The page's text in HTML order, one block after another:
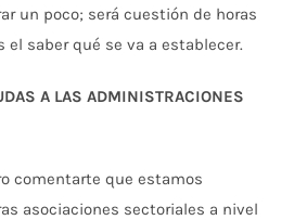
un poco; será cuestión de horas
el saber qué se va a establecer.
A LAS ADMINISTRACIONES
comentarte que estamos
asociaciones sectoriales a nivel